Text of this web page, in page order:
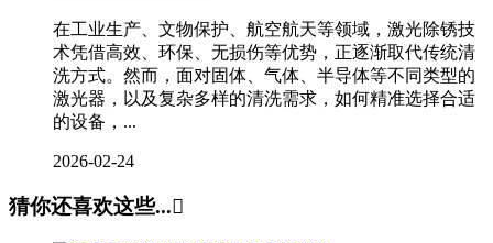
在工业生产、文物保护、航空航天等领域，激光除锈技
术凭借高效、环保、无损伤等优势，正逐渐取代传统清
洗方式。然而，面对固体、气体、半导体等不同类型的
激光器，以及复杂多样的清洗需求，如何精准选择合适
的设备，...
2026-02-24
猜你还喜欢这些...